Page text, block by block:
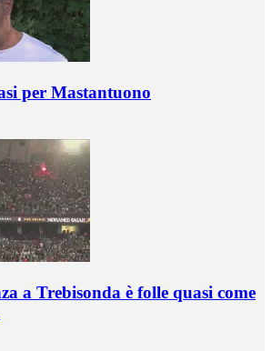
per Mastantuono
a Trebisonda è folle quasi come